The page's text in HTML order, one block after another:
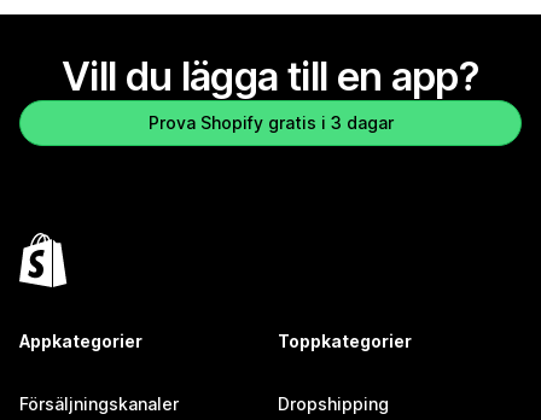
Vill du lägga till en app?
Prova Shopify gratis i 3 dagar
Appkategorier
Försäljningskanaler
Toppkategorier
Dropshipping